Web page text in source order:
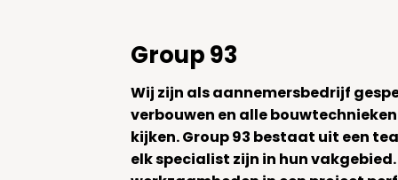
Group 93
Wij zijn als aannemersbedrijf
verbouwen en alle
kijken. Group 93 bestaat uit een
elk specialist zijn in hun